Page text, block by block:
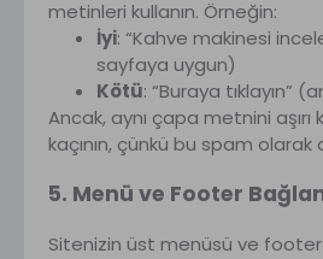
metinleri kullanın. Örneğin:
İyi: “Kahve makinesi
sayfaya uygun)
Kötü: “Buraya tıklayın”
Ancak, aynı çapa metnini
kaçının, çünkü bu spam olarak
5. Menü ve Footer
Sitenizin üst menüsü ve